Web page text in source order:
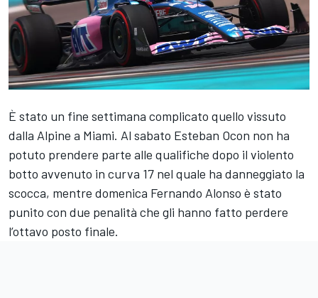
È stato un fine settimana complicato quello vissuto
dalla Alpine a Miami. Al sabato Esteban Ocon non ha
potuto prendere parte alle qualifiche dopo il violento
botto avvenuto in curva 17 nel quale ha danneggiato la
scocca, mentre domenica Fernando Alonso è stato
punito con due penalità che gli hanno fatto perdere
l’ottavo posto finale.